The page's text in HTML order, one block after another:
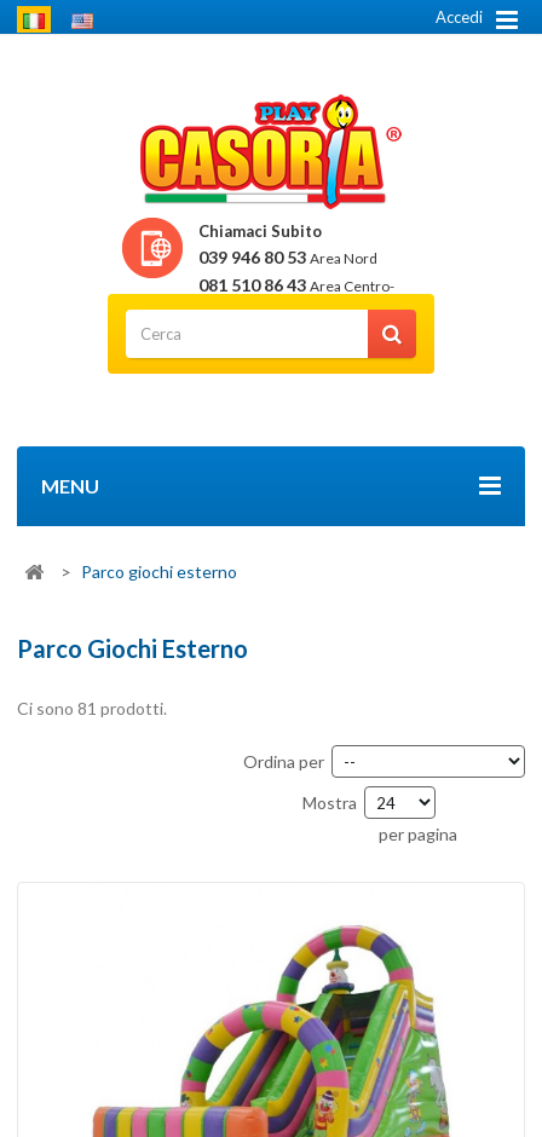
Accedi
Chiamaci Subito
039 946 80 53 Area Nord
081 510 86 43 Area Centro-
Sud
MENU
> Parco giochi esterno
Parco Giochi Esterno
Ci sono 81 prodotti.
Ordina per
Mostra
per pagina